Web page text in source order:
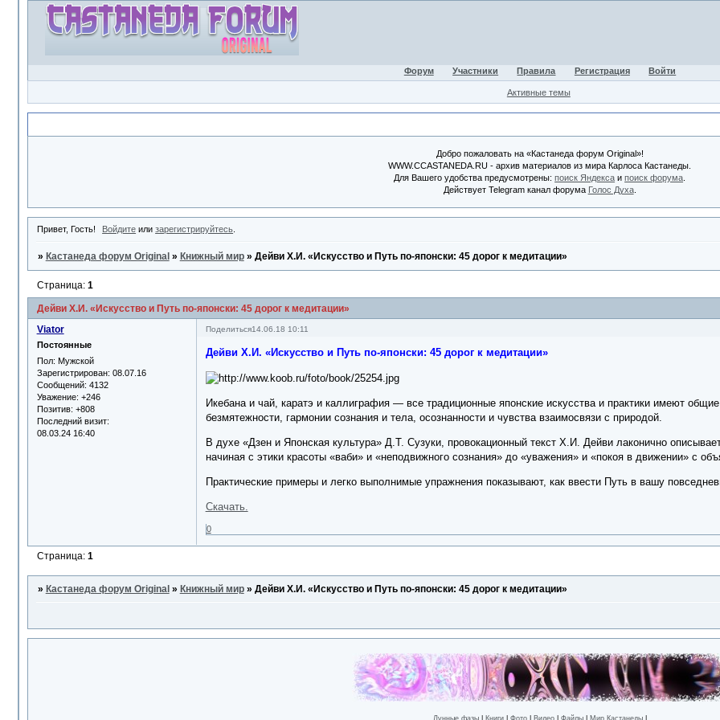
Форум Участники Правила Регистрация Войти
Активные темы
Добро пожаловать на «Кастанеда форум Original»!
WWW.CCASTANEDA.RU - архив материалов из мира Карлоса Кастанеды.
Для Вашего удобства предусмотрены:поиск Яндекса ипоиск форума
Действует Telegram канал форума Голос Духа.
Привет, Гость! Войдите илизарегистрируйтесь
» Кастанеда форум Original » Книжный мир » Дейви Х.И. «Искусство и Путь по-японски: 45 дорог к медитации»
Дейви Х.И. «Искусство и Путь по-японски: 45 дорог к медитации»
Страница: 1
Поделиться14.06.18 10:11
Viator
Постоянные
Пол: Мужской
Зарегистрирован: 08.07.16
Сообщений: 4132
Уважение: +246
Позитив: +808
Последний визит:
08.03.24 16:40
Дейви Х.И. «Искусство и Путь по-японски: 45 дорог к медитации»
Икебана и чай, каратэ и каллиграфия — все традиционные японские искусства и практики имеют
безмятежности, гармонии сознания и тела, осознанности и чувства взаимосвязи с природой.
В духе «Дзен и Японская культура» Д.Т. Сузуки, провокационный текст Х.И. Дейви лаконично
начиная с этики красоты «ваби» и «неподвижного сознания» до «уважения» и «покоя в движении» с
Практические примеры и легко выполнимые упражнения показывают, как ввести Путь в вашу
Скачать.
0
Страница: 1
» Кастанеда форум Original » Книжный мир » Дейви Х.И. «Искусство и Путь по-японски: 45 дорог к медитации»
Лунные фазы| Книги| Фото| Видео| Файлы| Мир Кастанеды|